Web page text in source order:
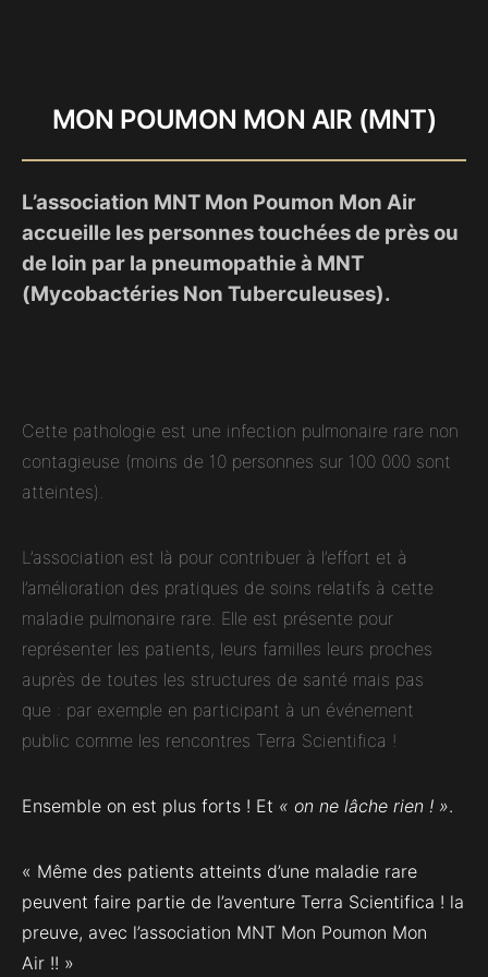
MON POUMON MON AIR (MNT)
L’association MNT Mon Poumon Mon Air
accueille les personnes touchées de près ou
de loin par la pneumopathie à MNT
(Mycobactéries Non Tuberculeuses).
Cette pathologie est une infection pulmonaire rare non
contagieuse (moins de 10 personnes sur 100 000 sont
atteintes).
L’association est là pour contribuer à l’effort et à
l’amélioration des pratiques de soins relatifs à cette
maladie pulmonaire rare. Elle est présente pour
représenter les patients, leurs familles leurs proches
auprès de toutes les structures de santé mais pas
que : par exemple en participant à un événement
public comme les rencontres Terra Scientifica !
Ensemble on est plus forts ! Et « on ne lâche rien ! ».
« Même des patients atteints d’une maladie rare
peuvent faire partie de l’aventure Terra Scientifica ! la
preuve, avec l’association MNT Mon Poumon Mon
Air !! »